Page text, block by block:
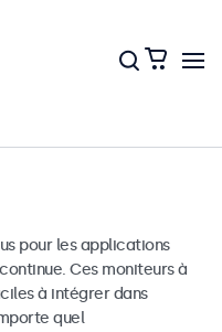
pour les applications
Ces moniteurs à
à intégrer dans
quel